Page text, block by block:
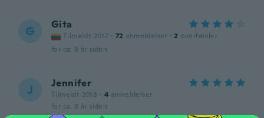
G Gita
Tilmeldt 2017 · 72 anmeldelser · 2 overførsler
for ca. 8 år siden
J Jennifer
Tilmeldt 2018 · 4 anmeldelser
for ca. 8 år siden